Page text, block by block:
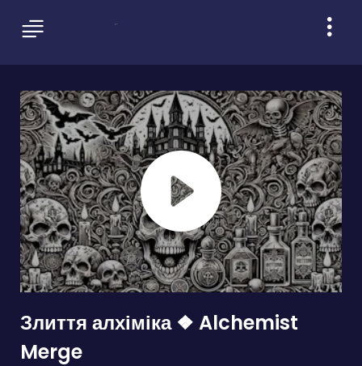
Злиття алхіміка ❖ Alchemist
Merge